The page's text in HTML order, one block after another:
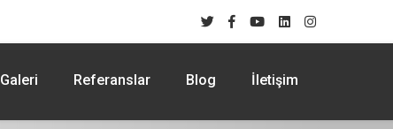
Galeri Referanslar Blog İletişim